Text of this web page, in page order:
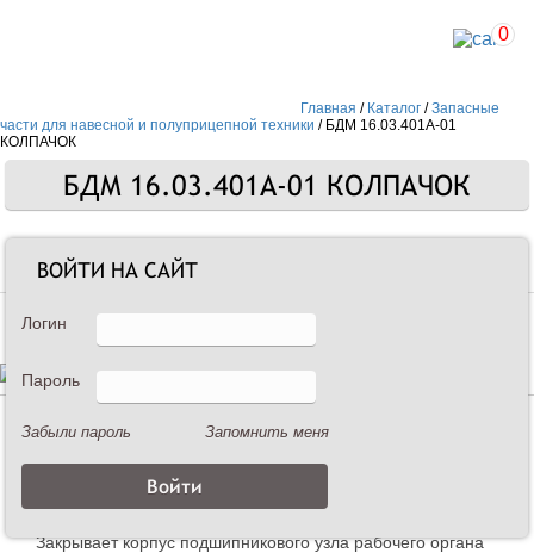
0
Главная / Каталог /Запасные
части для навесной и полуприцепной техники / БДМ 16.03.401А-01
КОЛПАЧОК
БДМ 16.03.401А-01 КОЛПАЧОК
Описание
БДМ 16.03.401А-01 КОЛПАЧОК
Закрывает корпус подшипникового узла рабочего органа
ВОЙТИ НА САЙТ
Логин
Пароль
Забыли пароль Запомнить меня